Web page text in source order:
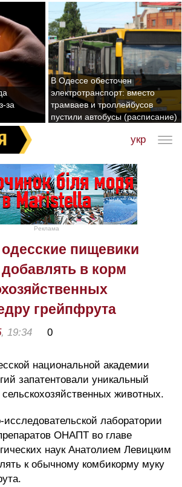
за
В Одессе обесточен
электротранспорт: вместо
трамваев и троллейбусов
пустили автобусы (расписание)
укр
Реклама
одесские пищевики
в корм
грейпфрута
, 19:34 0
национальной академии
запатентовали уникальный
животных.
исследовательской лаборатории
ОНАПТ во главе
наук Анатолием Левицким
к обычному комбикорму муку